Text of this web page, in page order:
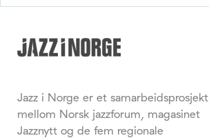
Jazz i Norge er et samarbeidsprosjekt
mellom Norsk jazzforum, magasinet
Jazznytt og de fem regionale